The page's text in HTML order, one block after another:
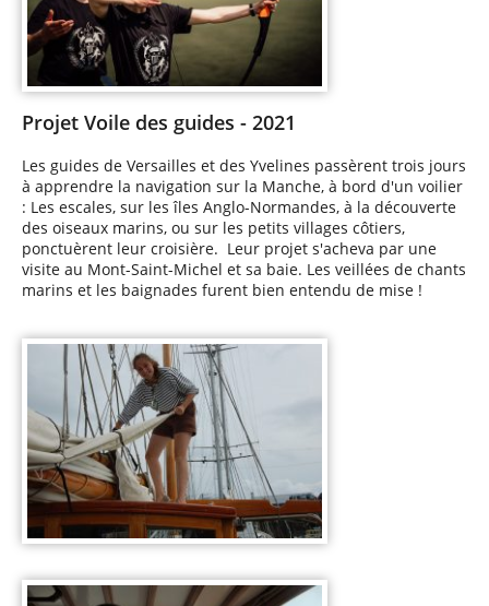
Projet Voile des guides - 2021
Les guides de Versailles et des Yvelines passèrent trois jours
à apprendre la navigation sur la Manche, à bord d'un voilier
: Les escales, sur les îles Anglo-Normandes, à la découverte
des oiseaux marins, ou sur les petits villages côtiers,
ponctuèrent leur croisière. Leur projet s'acheva par une
visite au Mont-Saint-Michel et sa baie. Les veillées de chants
marins et les baignades furent bien entendu de mise !